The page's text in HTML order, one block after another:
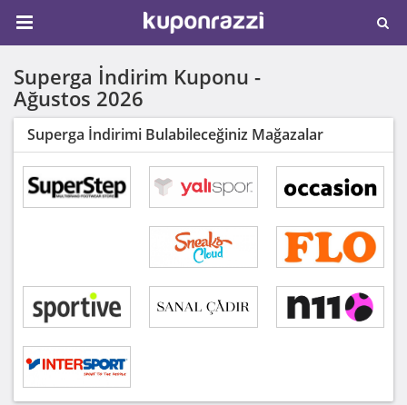
Superga İndirim Kuponu -
Ağustos 2026
Superga İndirimi Bulabileceğiniz Mağazalar